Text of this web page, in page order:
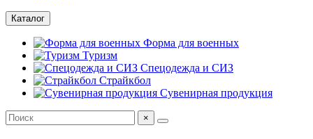
Каталог
Форма для военных
Туризм
Спецодежда и СИЗ
Страйкбол
Сувенирная продукция
×